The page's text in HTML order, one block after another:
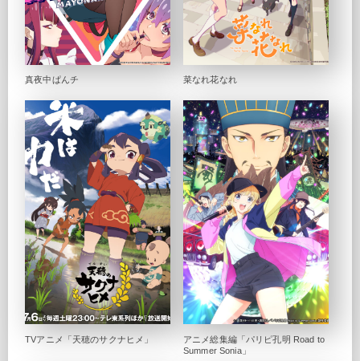
真夜中ぱんチ 菜なれ花なれ
TVアニメ「天穂のサクナヒメ」
アニメ総集編「パリピ孔明 Road to
Summer Sonia」